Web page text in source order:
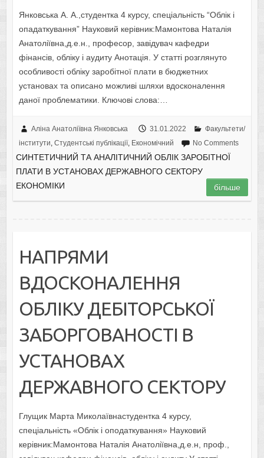
Янковська А. А.,студентка 4 курсу, спеціальність “Облік і
опадаткування” Науковий керівник:Мамонтова Наталія
Анатоліївна,д.е.н., професор, завідувач кафедри
фінансів, обліку і аудиту Анотація. У статті розглянуто
особливості обліку заробітної плати в бюджетних
установах та описано можливі шляхи вдосконалення
даної проблематики. Ключові слова:…
Аліна Анатоліївна Янковська 31.01.2022
Факультети/
інститути Студентські публікації, Економічний No Comments
СИНТЕТИЧНИЙ ТА АНАЛІТИЧНИЙ ОБЛІК ЗАРОБІТНОЇ
ПЛАТИ В УСТАНОВАХ ДЕРЖАВНОГО СЕКТОРУ
ЕКОНОМІКИ
більше
НАПРЯМИ
ВДОСКОНАЛЕННЯ
ОБЛІКУ ДЕБІТОРСЬКОЇ
ЗАБОРГОВАНОСТІ В
УСТАНОВАХ
ДЕРЖАВНОГО СЕКТОРУ
Глущик Марта Миколаївнастудентка 4 курсу,
спеціальність «Облік і оподаткування» Науковий
керівник:Мамонтова Наталія Анатоліївна,д.е.н, проф.,